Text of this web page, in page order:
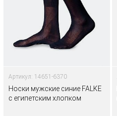
Артикул: 14651-6370
Носки мужские синие FALKE
с египетским хлопком